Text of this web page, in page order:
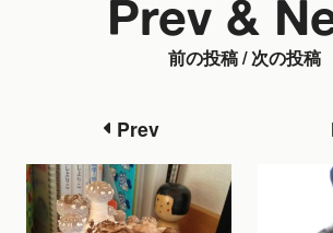
前の投稿 / 次の投稿
Prev &
Prev